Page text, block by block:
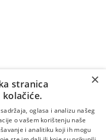
članci
×
stranica
oglasa i analizu našeg
o vašem korištenju naše
i analitiku koji ih mogu